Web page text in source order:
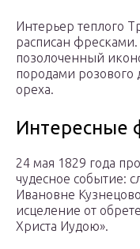
Интерьер теплого
расписан
позолоченный
породами
ореха.
Интересные
24 мая 1829 года
чудесное событие:
Ивановне
исцеление от
Христа Иудою».